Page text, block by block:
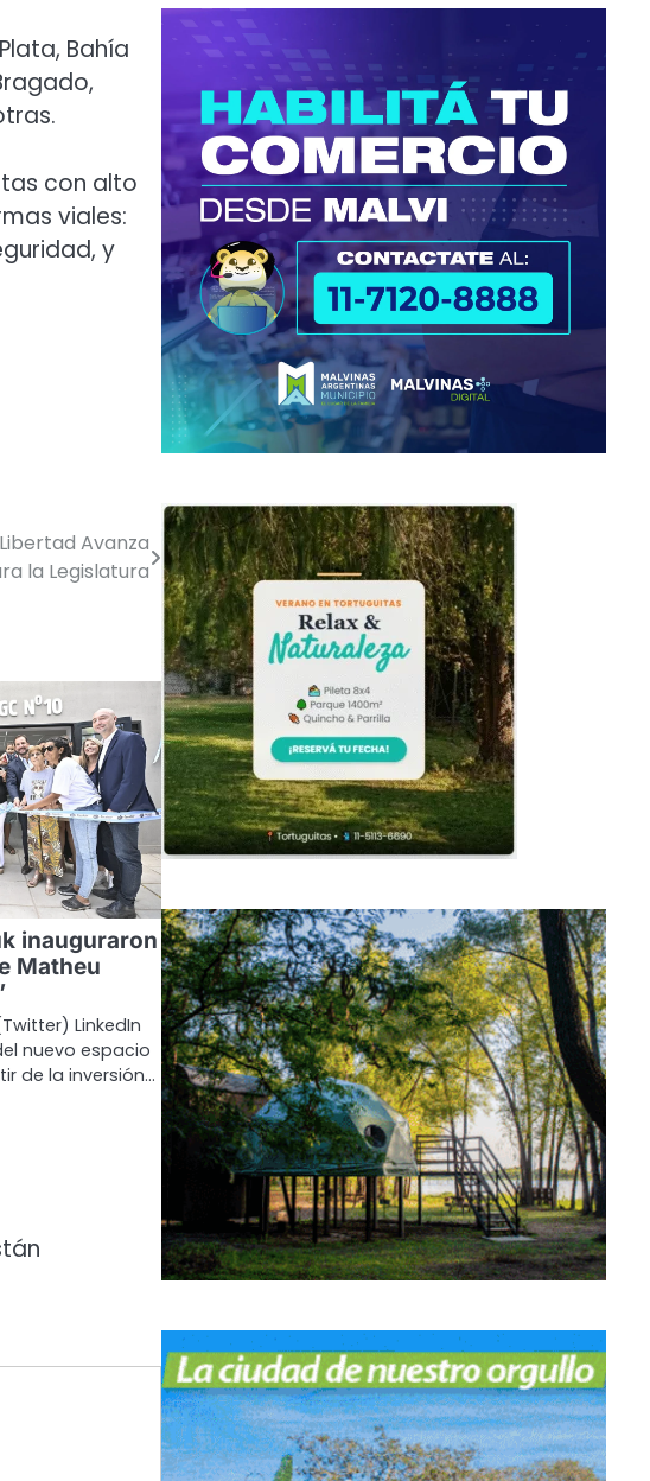
Bahía
con alto
viales:
y
Avanza
la Legislatura
inauguraron
Matheu
LinkedIn
nuevo espacio
de la inversión…